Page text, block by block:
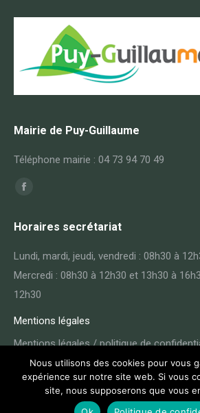
Mairie de Puy-Guillaume
Téléphone mairie : 04 73 94 70 49
Trouvez nous sur :
Facebook
opens
Horaires secrétariat
Lundi, mardi, jeudi, vendredi : 08h30 à
Mercredi : 08h30 à 12h30 et 13h30 à
12h30
Mentions légales
Mentions légales / politique de
Nous utilisons des cookies pour vous
expérience sur notre site web. Si vous
site, nous supposerons que vous